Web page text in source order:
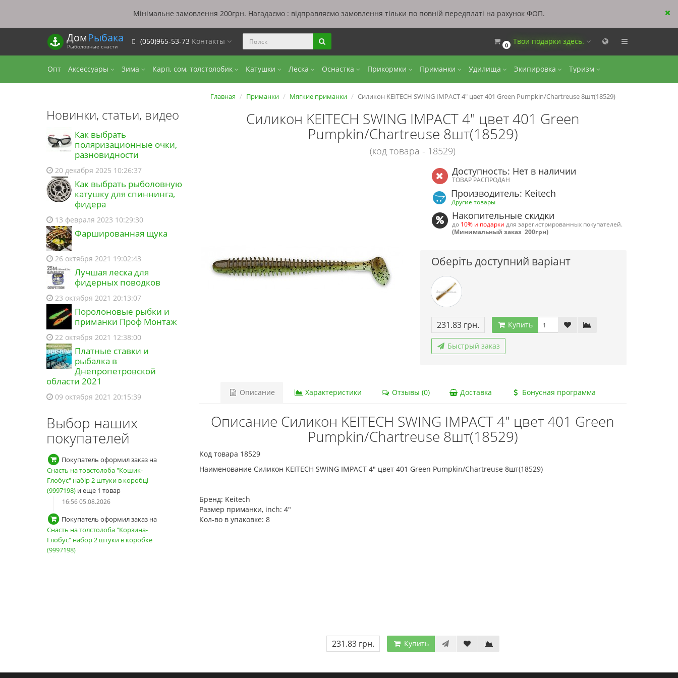
Мінімальне замовлення 200грн. Нагадаємо : відправляємо замовлення тільки по повній передплаті на рахунок ФОП.
ДомРыбака
Рыболовные снасти
(050)965-53-73 Контакты 0 Твои подарки здесь.
Опт Аксессуары Зима Карп, сом, толстолобик Катушки Леска Оснастка Прикормки Приманки Удилища Экипировка Туризм
Новинки, статьи, видео
Как выбрать
поляризационные очки,
разновидности
20 декабря 2025 10:26:37
Как выбрать рыболовную
катушку для спиннинга,
фидера
13 февраля 2023 10:29:30
Фаршированная щука
26 октября 2021 19:02:43
Лучшая леска для
фидерных поводков
23 октября 2021 20:13:07
Поролоновые рыбки и
приманки Проф Монтаж
22 октября 2021 12:38:00
Платные ставки и
рыбалка в
Днепропетровской
области 2021
09 октября 2021 20:15:39
Выбор наших
покупателей
Покупатель оформил заказ на
Снасть на товстолоба "Кошик-
Глобус" набір 2 штуки в коробці
(9997198) и еще 1 товар
16:56 05.08.2026
Покупатель оформил заказ на
Снасть на толстолоба "Корзина-
Глобус" набор 2 штуки в коробке
(9997198)
Главная Приманки Мягкие приманки Силикон KEITECH SWING IMPACT 4" цвет 401 Green Pumpkin/Chartreuse 8шт(18529)
Силикон KEITECH SWING IMPACT 4" цвет 401 Green
Pumpkin/Chartreuse 8шт(18529)
(код товара - 18529)
Доступность: Нет в наличии
ТОВАР РАСПРОДАН
Производитель: Keitech
Другие товары
Накопительные скидки
до 10% и подарки для зарегистрированных покупателей.
(Минимальный заказ 200грн)
Оберіть доступний варіант
231.83 грн. Купить
Быстрый заказ
Описание Характеристики Отзывы (0) Доставка Бонусная программа
Описание Силикон KEITECH SWING IMPACT 4" цвет 401 Green
Pumpkin/Chartreuse 8шт(18529)
Код товара 18529
Наименование Силикон KEITECH SWING IMPACT 4" цвет 401 Green Pumpkin/Chartreuse 8шт(18529)
Бренд: Keitech
Размер приманки, inch: 4"
Кол-во в упаковке: 8
231.83 грн. Купить